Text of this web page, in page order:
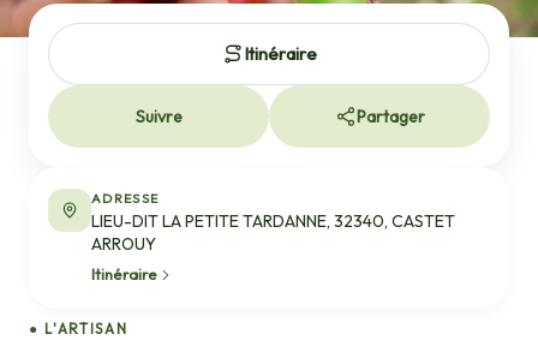
● L'ARTISAN
Itinéraire
Suivre Partager
ADRESSE
LIEU-DIT LA PETITE TARDANNE, 32340, CASTET
ARROUY
Itinéraire